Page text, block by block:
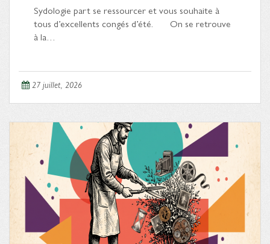
Sydologie part se ressourcer et vous souhaite à
tous d’excellents congés d’été. On se retrouve
à la…
27 juillet, 2026